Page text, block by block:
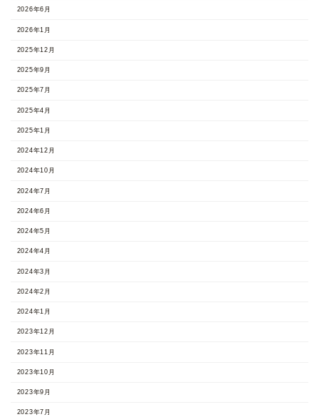
2026年6月
2026年1月
2025年12月
2025年9月
2025年7月
2025年4月
2025年1月
2024年12月
2024年10月
2024年7月
2024年6月
2024年5月
2024年4月
2024年3月
2024年2月
2024年1月
2023年12月
2023年11月
2023年10月
2023年9月
2023年7月